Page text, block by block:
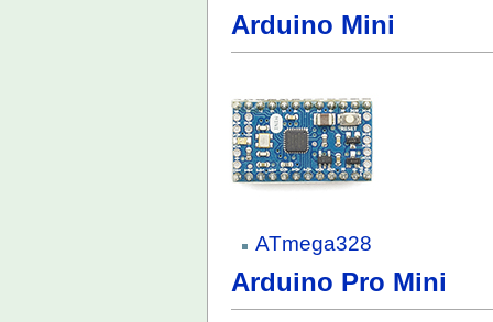
Arduino Mini
ATmega328
Arduino Pro Mini